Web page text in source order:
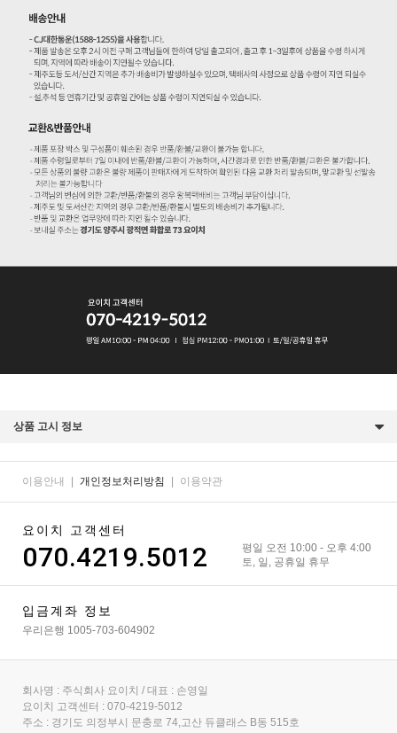
상품 고시 정보
이용안내 | 개인정보처리방침 | 이용약관
요이치 고객센터
070.4219.5012
평일 오전 10:00 - 오후 4:00
토, 일, 공휴일 휴무
입금계좌 정보
우리은행 1005-703-604902
회사명 : 주식회사 요이치 / 대표 : 손영일
요이치 고객센터 : 070-4219-5012
주소 : 경기도 의정부시 문충로 74,고산 듀클래스 B동 515호